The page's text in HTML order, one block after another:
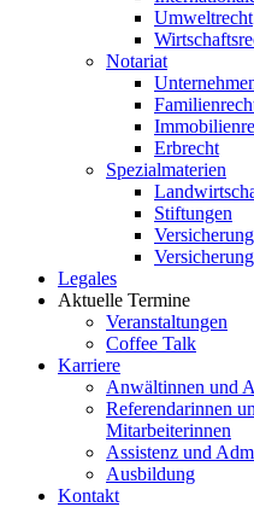
Umweltrecht
Notariat
Erbrecht
Spezialmaterien
Stiftungen
Legales
Aktuelle Termine
Veranstaltungen
Coffee Talk
Karriere
Anwältinnen und
Referendarinnen
Mitarbeiterinnen
Assistenz und
Ausbildung
Kontakt